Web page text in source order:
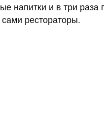
напитки и в три
рестораторы.